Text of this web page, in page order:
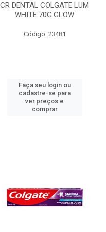
CR DENTAL COLGATE LUM
WHITE 70G GLOW
Código: 23481
Faça seu login ou
cadastre-se para
ver preços e
comprar